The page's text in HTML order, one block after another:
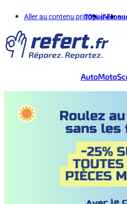
Aller au contenu principalAller
70%
AutoMoto